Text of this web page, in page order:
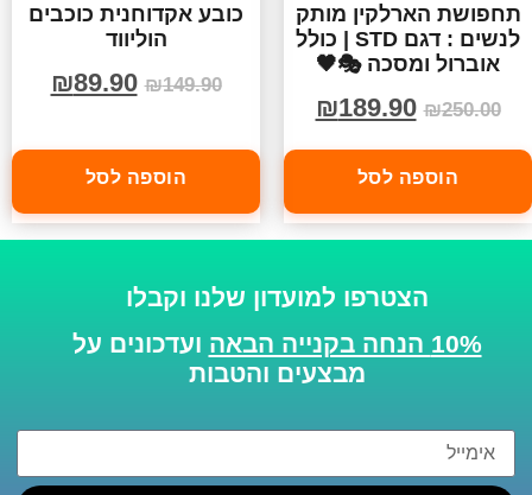
תחפושת הארלקין מותק
לנשים : דגם STD | כולל
אוברול ומסכה 🎭🖤
₪250.00
₪189.90
הוספה לסל
כובע אקדוחנית כוכבים
הוליווד
₪149.90
₪89.90
הוספה לסל
הצטרפו למועדון שלנו וקבלו
10% הנחה בקנייה הבאה
ועדכונים על
מבצעים והטבות